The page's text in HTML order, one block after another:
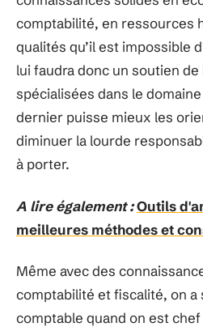
comptabilité, en ressources
qualités qu’il est impossible
lui faudra donc un soutien
spécialisées dans le
dernier puisse mieux les
diminuer la lourde
à porter.
A lire également :Outils
meilleures méthodes et
Même avec des
comptabilité et fiscalité, on a
comptable quand on est chef